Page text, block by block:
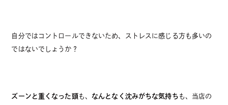
自分ではコントロールできないため、ストレスに感じる方も多いの
ではないでしょうか？
ズーンと重くなった頭も、 なんとなく沈みがちな気持ち も、当店の